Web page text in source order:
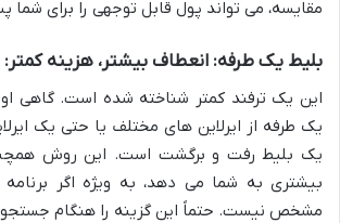
مقایسه، می تواند پول قابل توجهی را برای شما
بلیط یک طرفه: انعطاف بیشتر، هزینه کمتر:
این یک ترفند کمتر شناخته شده است. گاهی
یک طرفه از ایرلاین های مختلف یا حتی یک
یک بلیط رفت و برگشت است. این روش
بیشتری به شما می دهد، به ویژه اگر
مشخص نیست. حتماً این گزینه را هنگام جستجو